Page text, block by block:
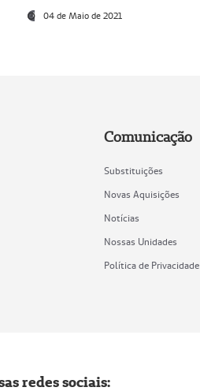
04 de Maio de 2021
Comunicação
Substituições
Novas Aquisições
Notícias
Nossas Unidades
Política de Privacidade
redes sociais: